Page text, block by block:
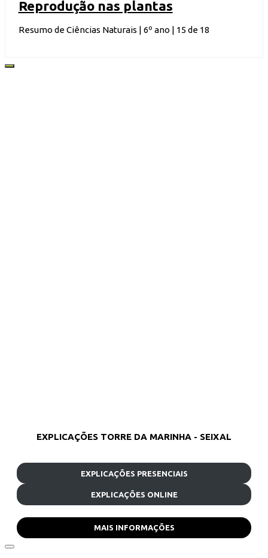
Reprodução nas plantas
Resumo de Ciências Naturais | 6º ano | 15 de 18
EXPLICAÇÕES TORRE DA MARINHA - SEIXAL
EXPLICAÇÕES PRESENCIAIS
EXPLICAÇÕES ONLINE
MAIS INFORMAÇÕES